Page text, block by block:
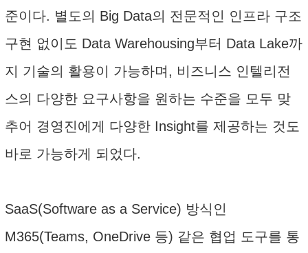
준이다. 별도의 Big Data의 전문적인 인프라 구조
구현 없이도 Data Warehousing부터 Data Lake까
지 기술의 활용이 가능하며, 비즈니스 인텔리전
스의 다양한 요구사항을 원하는 수준을 모두 맞
추어 경영진에게 다양한 Insight를 제공하는 것도
바로 가능하게 되었다.
SaaS(Software as a Service) 방식인
M365(Teams, OneDrive 등) 같은 협업 도구를 통